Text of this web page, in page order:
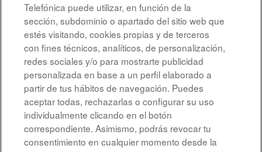
Resultados
Aviso legal
Telefónica puede utilizar, en función de la
sección, subdominio o apartado del sitio web que
estés visitando, cookies propias y de terceros
con fines técnicos, analíticos, de personalización,
redes sociales y/o para mostrarte publicidad
personalizada en base a un perfil elaborado a
partir de tus hábitos de navegación. Puedes
aceptar todas, rechazarlas o configurar su uso
individualmente clicando en el botón
correspondiente. Asimismo, podrás revocar tu
consentimiento en cualquier momento desde la